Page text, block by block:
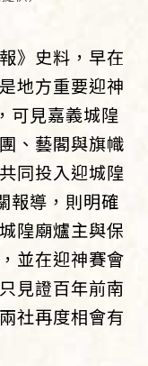
》史料，早在
地方重要迎神
可見嘉義城隍
、藝閣與旗幟
同投入迎城隍
報導，則明確
隍廟爐主與保
並在迎神賽會
見證百年前南
社再度相會有